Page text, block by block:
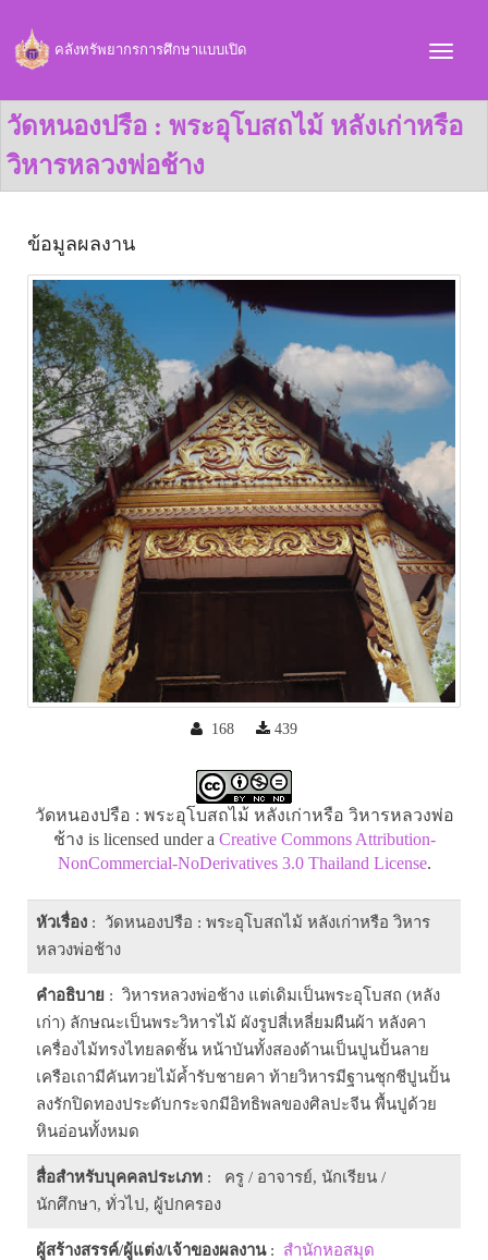
คลังทรัพยากรการศึกษาแบบเปิด
วัดหนองปรือ : พระอุโบสถไม้ หลังเก่าหรือ
วิหารหลวงพ่อช้าง
ข้อมูลผลงาน
168 439
วัดหนองปรือ : พระอุโบสถไม้ หลังเก่าหรือ วิหารหลวงพ่อ
ช้าง is licensed under a Creative Commons Attribution-
NonCommercial-NoDerivatives 3.0 Thailand License.
หัวเรื่อง : วัดหนองปรือ : พระอุโบสถไม้ หลังเก่าหรือ วิหาร
หลวงพ่อช้าง
คำอธิบาย : วิหารหลวงพ่อช้าง แต่เดิมเป็นพระอุโบสถ (หลัง
เก่า) ลักษณะเป็นพระวิหารไม้ ผังรูปสี่เหลี่ยมผืนผ้า หลังคา
เครื่องไม้ทรงไทยลดชั้น หน้าบันทั้งสองด้านเป็นปูนปั้นลาย
เครือเถามีคันทวยไม้ค้ำรับชายคา ท้ายวิหารมีฐานชุกชีปูนปั้น
ลงรักปิดทองประดับกระจกมีอิทธิพลของศิลปะจีน พื้นปูด้วย
หินอ่อนทั้งหมด
สื่อสำหรับบุคคลประเภท : ครู / อาจารย์, นักเรียน /
นักศึกษา, ทั่วไป, ผู้ปกครอง
ผู้สร้างสรรค์/ผู้แต่ง/เจ้าของผลงาน: สำนักหอสมุด